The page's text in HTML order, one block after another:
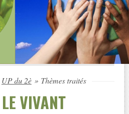
UP du 2è » Thèmes traités
VIVANT